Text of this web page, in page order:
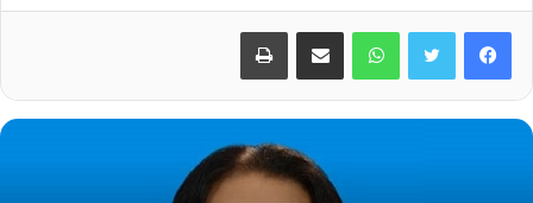
Facebook
Twitter
WhatsApp
Share via Email
Print